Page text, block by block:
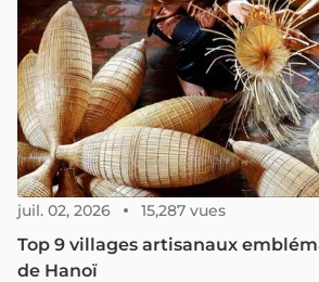
juil. 02, 2026 15,287 vues
Top 9 villages artisanaux
de Hanoï